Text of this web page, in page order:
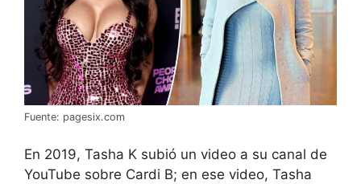
Fuente: pagesix.com
En 2019, Tasha K subió un video a su canal de
YouTube sobre Cardi B; en ese video, Tasha